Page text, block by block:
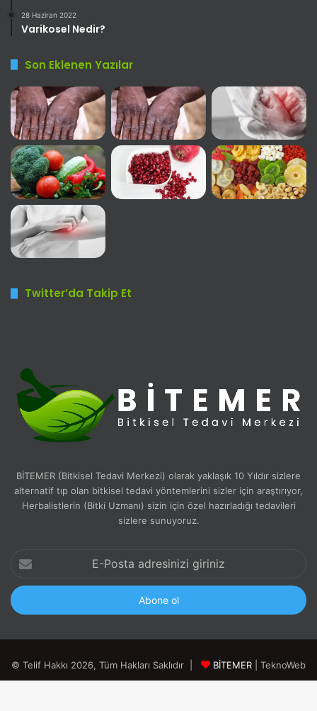
28 Haziran 2022
Varikosel Nedir?
Son Eklenen Yazılar
Twitter’da Takip Et
BİTEMER (Bitkisel Tedavi Merkezi) olarak yaklaşık 10 Yıldır sizlere
alternatif tıp olan bitkisel tedavi yöntemlerini sizler için araştırıyor,
Herbalistlerin (Bitki Uzmanı) sizin için özel hazırladığı tedavileri
sizlere sunuyoruz.
Posta
adresinizi
giriniz
© Telif Hakkı 2026, Tüm Hakları Saklıdır | BİTEMER | TeknoWeb